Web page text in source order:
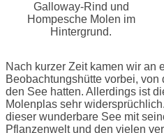
Galloway-Rind und
Hompesche Molen im
Hintergrund.
Nach kurzer Zeit kamen wir an
Beobachtungshütte vorbei,
den See hatten. Allerdings ist
Molenplas sehr
dieser wunderbare See mit
Pflanzenwelt und den vielen